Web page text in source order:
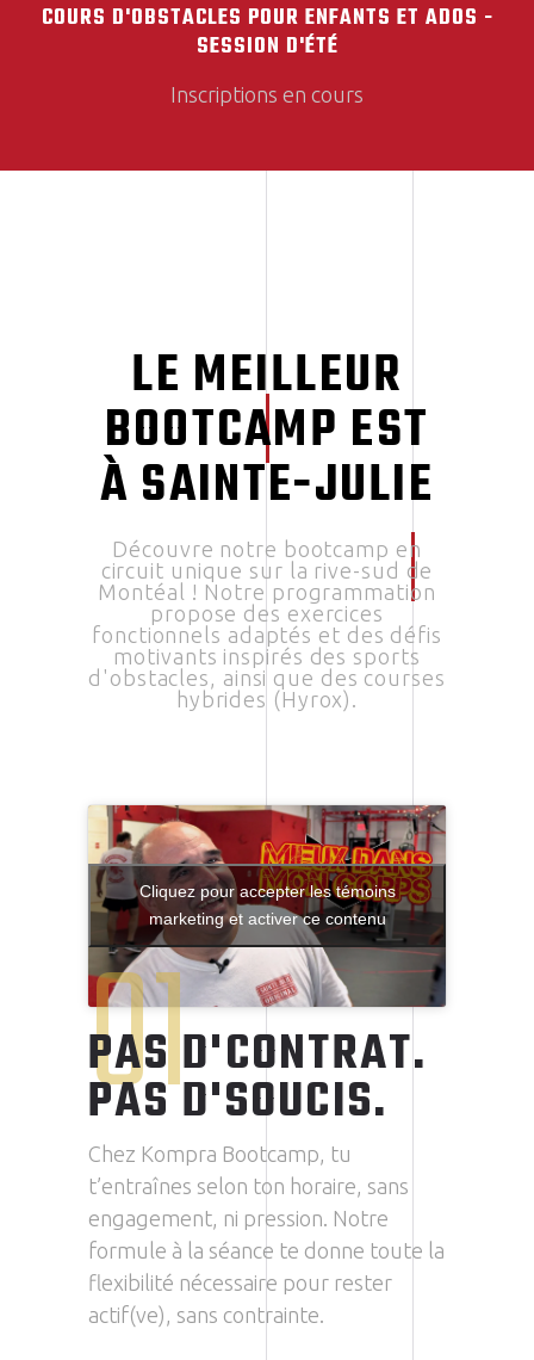
COURS D'OBSTACLES POUR ENFANTS ET ADOS -
SESSION D'ÉTÉ
Inscriptions en cours
LE MEILLEUR
BOOTCAMP EST
À SAINTE-JULIE
Découvre notre bootcamp en
circuit unique sur la rive-sud de
Montéal ! Notre programmation
propose des exercices
fonctionnels adaptés et des défis
motivants inspirés des sports
d'obstacles, ainsi que des courses
hybrides (Hyrox).
Cliquez pour accepter les témoins
marketing et activer ce contenu
PAS D'CONTRAT.
PAS D'SOUCIS.
01
Chez Kompra Bootcamp, tu
t’entraînes selon ton horaire, sans
engagement, ni pression. Notre
formule à la séance te donne toute la
flexibilité nécessaire pour rester
actif(ve), sans contrainte.